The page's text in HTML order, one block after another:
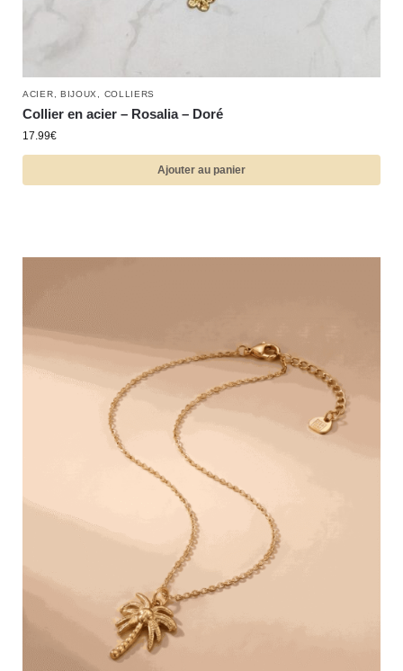
ACIER, BIJOUX, COLLIERS
Collier en acier – Rosalia – Doré
17.99€
Ajouter au panier